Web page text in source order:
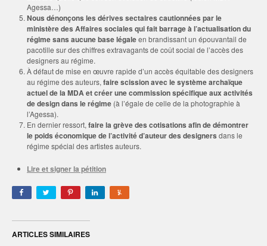
Agessa…)
Nous dénonçons les dérives sectaires cautionnées par le
ministère des Affaires sociales qui fait barrage à l’actualisation du
régime sans aucune base légaleen brandissant un épouvantail de
pacotille sur des chiffres extravagants de coût social de l’accès des
designers au régime.
À défaut de mise en œuvre rapide d’un accès équitable des designers
au régime des auteurs, faire scission avec le système archaïque
actuel de la MDA et créer une commission spécifique aux activités
de design dans le régime (à l’égale de celle de la photographie à
l’Agessa).
En dernier ressort, faire la grève des cotisations afin de démontrer
le poids économique de l’activité d’auteur des designers dans le
régime spécial des artistes auteurs.
Lire et signer la pétition
ARTICLES SIMILAIRES